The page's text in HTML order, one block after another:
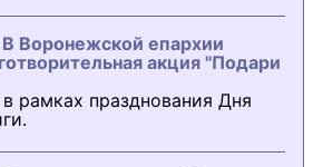
Воронежской епархии
акция "Подари
рамках празднования Дня